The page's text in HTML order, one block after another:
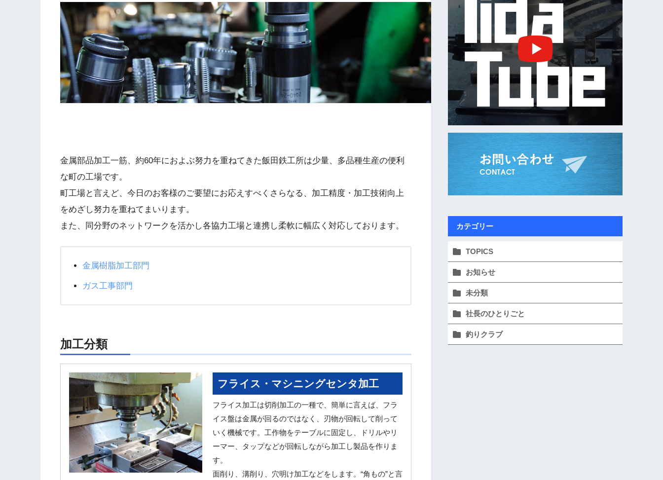
金属部品加工一筋、約60年におよぶ努力を重ねてきた飯田鉄工所は少量、多品種生産の便利
な町の工場です。
町工場と言えど、今日のお客様のご要望にお応えすべくさらなる、加工精度・加工技術向上
をめざし努力を重ねてまいります。
また、同分野のネットワークを活かし各協力工場と連携し柔軟に幅広く対応しております。
金属樹脂加工部門
ガス工事部門
加工分類
フライス・マシニングセンタ加工
フライス加工は切削加工の一種で、簡単に言えば、フラ
イス盤は金属が回るのではなく、刃物が回転して削って
いく機械です。工作物をテーブルに固定し、ドリルやリ
ーマー、タップなどが回転しながら加工し製品を作りま
す。
面削り、溝削り、穴明け加工などをします。“角もの”と言
カテゴリー
TOPICS
お知らせ
未分類
社長のひとりごと
釣りクラブ